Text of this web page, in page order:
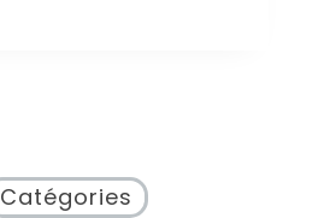
Catégories